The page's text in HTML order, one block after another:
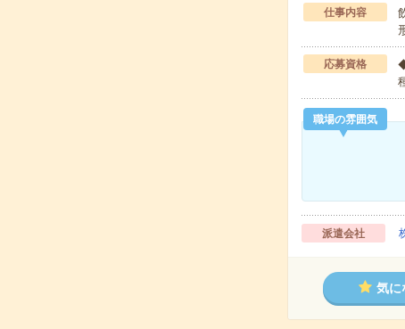
仕事内容
応募資格
職場の雰囲気
派遣会社
気に